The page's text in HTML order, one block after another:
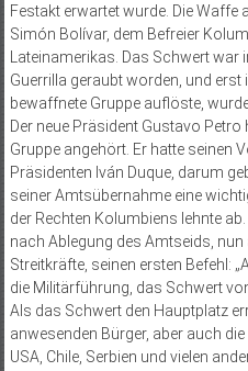
Festakt erwartet wurde. Die
Simón Bolívar, dem Befreier
Lateinamerikas. Das Schwert war
Guerrilla geraubt worden, und erst
bewaffnete Gruppe auflöste,
Der neue Präsident Gustavo
Gruppe angehört. Er hatte seinen
Präsidenten Iván Duque, darum
seiner Amtsübernahme eine
der Rechten Kolumbiens lehnte
nach Ablegung des Amtseids,
Streitkräfte, seinen ersten Befehl:
die Militärführung, das Schwert
Als das Schwert den Hauptplatz
anwesenden Bürger, aber auch
USA, Chile, Serbien und vielen